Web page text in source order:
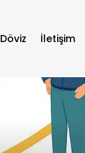
Döviz İletişim